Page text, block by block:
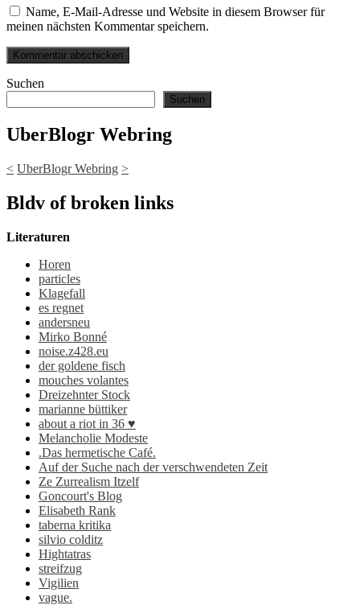
Name, E-Mail-Adresse und Website in diesem Browser für
meinen nächsten Kommentar speichern.
Suchen
Suchen
UberBlogr Webring
< UberBlogr Webring >
Bldv of broken links
Literaturen
Horen
particles
Klagefall
es regnet
andersneu
Mirko Bonné
noise.z428.eu
der goldene fisch
mouches volantes
Dreizehnter Stock
marianne büttiker
about a riot in 36 ♥
Melancholie Modeste
.Das hermetische Café.
Auf der Suche nach der verschwendeten Zeit
Ze Zurrealism Itzelf
Goncourt's Blog
Elisabeth Rank
taberna kritika
silvio colditz
Hightatras
streifzug
Vigilien
vague.